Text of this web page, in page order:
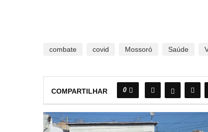
combate covid Mossoró Saúde
COMPARTILHAR 0